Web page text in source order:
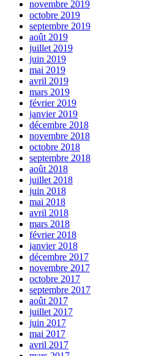
novembre 2019
octobre 2019
septembre 2019
août 2019
juillet 2019
juin 2019
mai 2019
avril 2019
mars 2019
février 2019
janvier 2019
décembre 2018
novembre 2018
octobre 2018
septembre 2018
août 2018
juillet 2018
juin 2018
mai 2018
avril 2018
mars 2018
février 2018
janvier 2018
décembre 2017
novembre 2017
octobre 2017
septembre 2017
août 2017
juillet 2017
juin 2017
mai 2017
avril 2017